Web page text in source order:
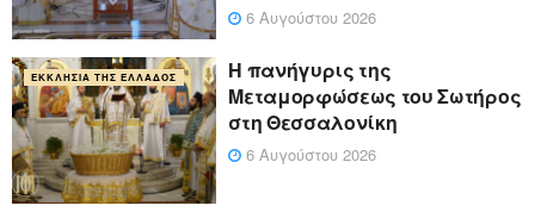
6 Αυγούστου 2026
ΕΚΚΛΗΣΊΑ ΤΗΣ ΕΛΛΆΔΟΣ
Η πανήγυρις της
Μεταμορφώσεως του Σωτήρος
στη Θεσσαλονίκη
6 Αυγούστου 2026